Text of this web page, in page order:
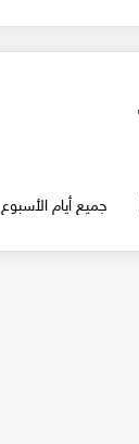
جميع أيام الأسبوع